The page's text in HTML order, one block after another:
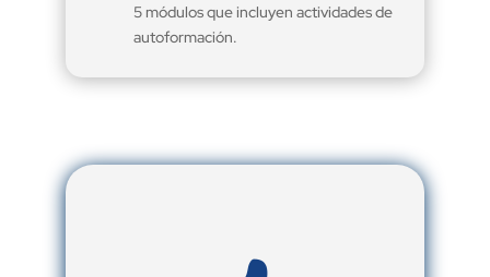
5 módulos que incluyen actividades de
autoformación.